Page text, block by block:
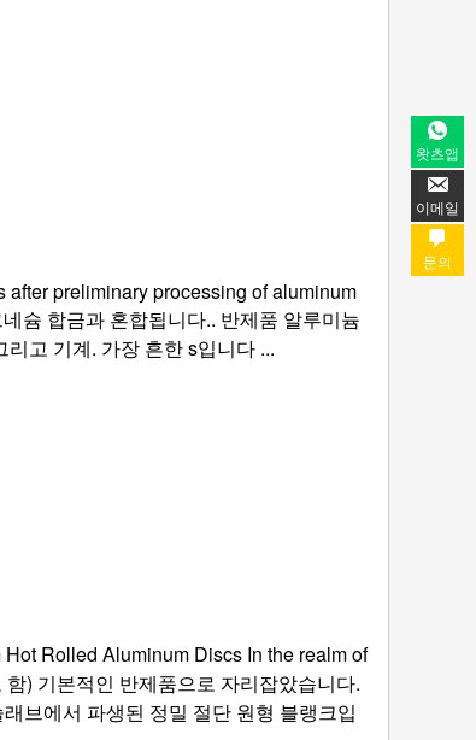
preliminary processing of aluminum
슘 합금과 혼합됩니다.. 반제품 알루미늄
고 기계. 가장 흔한 s입니다 ...
Rolled Aluminum Discs In the realm of
) 기본적인 반제품으로 자리잡았습니다.
브에서 파생된 정밀 절단 원형 블랭크입
왓츠앱
이메일
문의